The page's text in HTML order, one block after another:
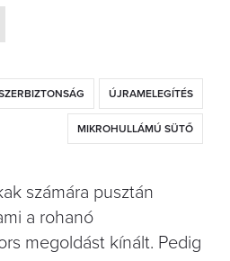
ÚJRAMELEGÍTÉS
MIKROHULLÁMÚ SÜTŐ
számára pusztán
a rohanó
megoldást kínált. Pedig